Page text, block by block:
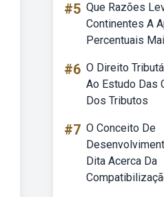
#5 Que Razões
Continentes A
Percentuais
#6 O Direito
Ao Estudo Das
Dos Tributos
#7 O Conceito De
Dita Acerca Da